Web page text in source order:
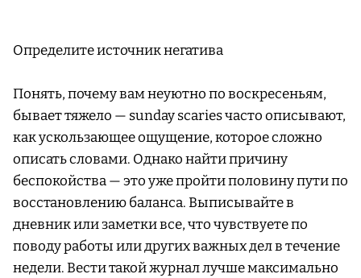
Определите источник негатива
Понять, почему вам неуютно по воскресеньям,
бывает тяжело — sunday scaries часто описывают,
как ускользающее ощущение, которое сложно
описать словами. Однако найти причину
беспокойства — это уже пройти половину пути по
восстановлению баланса. Выписывайте в
дневник или заметки все, что чувствуете по
поводу работы или других важных дел в течение
недели. Вести такой журнал лучше максимально